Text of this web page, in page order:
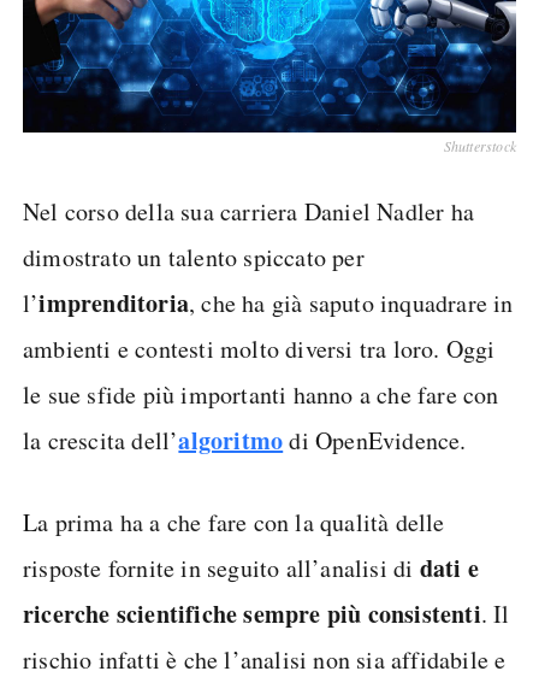
Shutterstock
Nel corso della sua carriera Daniel Nadler ha
dimostrato un talento spiccato per
l’imprenditoria, che ha già saputo inquadrare in
ambienti e contesti molto diversi tra loro. Oggi
le sue sfide più importanti hanno a che fare con
la crescita dell’algoritmodi OpenEvidence.
La prima ha a che fare con la qualità delle
risposte fornite in seguito all’analisi di dati e
ricerche scientifiche sempre più consistenti. Il
rischio infatti è che l’analisi non sia affidabile e